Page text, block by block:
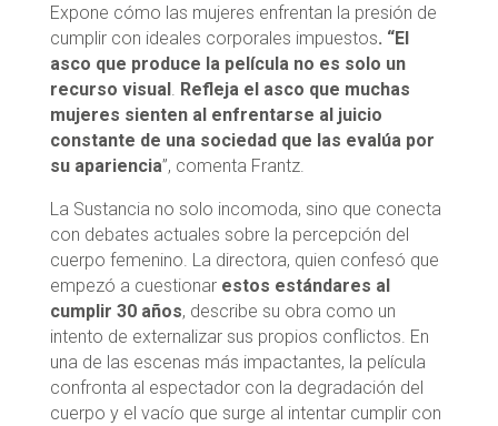
Expone cómo las mujeres enfrentan la presión de
cumplir con ideales corporales impuestos. “El
asco que produce la película no es solo un
recurso visual . Refleja el asco que muchas
mujeres sienten al enfrentarse al juicio
constante de una sociedad que las evalúa por
su apariencia”, comenta Frantz.
La Sustancia no solo incomoda, sino que conecta
con debates actuales sobre la percepción del
cuerpo femenino. La directora, quien confesó que
empezó a cuestionar estos estándares al
cumplir 30 años, describe su obra como un
intento de externalizar sus propios conflictos. En
una de las escenas más impactantes, la película
confronta al espectador con la degradación del
cuerpo y el vacío que surge al intentar cumplir con